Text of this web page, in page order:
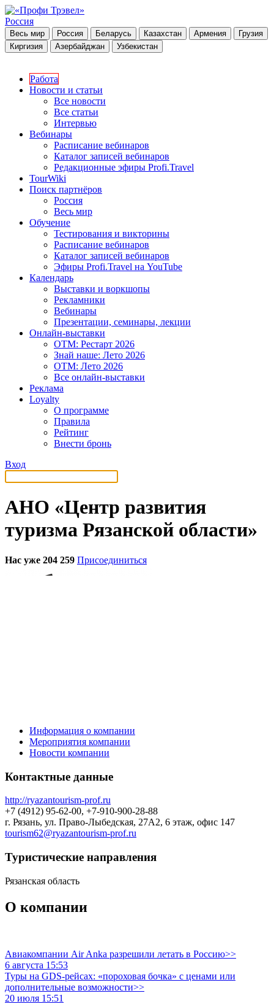
Россия
Весь мир Россия Беларусь Казахстан Армения
Грузия
Киргизия
Азербайджан Узбекистан
Работа
Новости и статьи
Все новости
Все статьи
Интервью
Вебинары
Расписание вебинаров
Каталог записей вебинаров
Редакционные эфиры Profi.Travel
TourWiki
Поиск партнёров
Россия
Весь мир
Обучение
Тестирования и викторины
Расписание вебинаров
Каталог записей вебинаров
Эфиры Profi.Travel на YouTube
Календарь
Выставки и воркшопы
Рекламники
Вебинары
Презентации, семинары, лекции
Онлайн-выставки
OTM: Рестарт 2026
Знай наше: Лето 2026
OTM: Лето 2026
Все онлайн-выставки
Реклама
Loyalty
О программе
Правила
Рейтинг
Внести бронь
Вход
АНО «Центр развития
туризма Рязанской области»
Нас уже 204 259 Присоединиться
Информация о компании
Мероприятия компании
Новости компании
Контактные данные
http://ryazantourism-prof.ru
+7 (4912) 95-62-00, +7-910-900-28-88
г. Рязань, ул. Право-Лыбедская, 27А2, 6 этаж, офис 147
tourism62@ryazantourism-prof.ru
Туристическиe направления
Рязанская область
О компании
Авиакомпании Air Anka разрешили летать в Россию>>
6 августа 15:53
Туры на GDS-рейсах: «пороховая бочка» с ценами или
дополнительные возможности>>
20 июля 15:51